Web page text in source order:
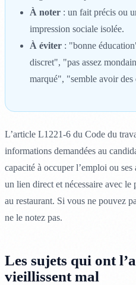
À noter: un fait précis ou
impression sociale isolée.
À éviter: "bonne
discret", "pas assez
marqué", "semble avoir
L’article L1221-6 du Code du
informations demandées au
capacité à occuper l’emploi ou
un lien direct et nécessaire avec
au restaurant. Si vous ne pouvez
ne le notez pas.
Les sujets qui ont
vieillissent mal